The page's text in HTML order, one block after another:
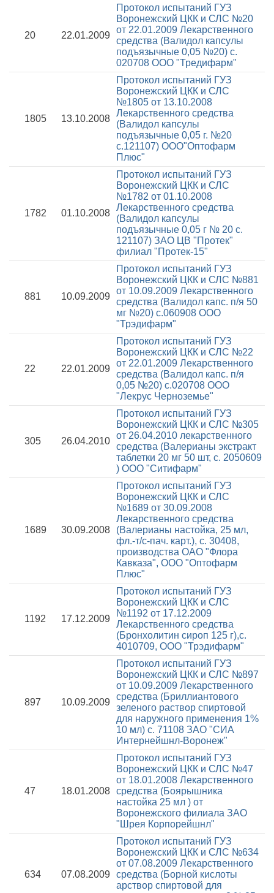
20 22.01.2009
Протокол испытаний ГУЗ
Воронежский ЦКК и СЛС №20
от 22.01.2009 Лекарственного
средства (Валидол капсулы
подъязычные 0,05 №20) с.
020708 ООО "Тредифарм"
1805 13.10.2008
Протокол испытаний ГУЗ
Воронежский ЦКК и СЛС
№1805 от 13.10.2008
Лекарственного средства
(Валидол капсулы
подъязычные 0,05 г. №20
с.121107) ООО"Оптофарм
Плюс"
1782 01.10.2008
Протокол испытаний ГУЗ
Воронежский ЦКК и СЛС
№1782 от 01.10.2008
Лекарственного средства
(Валидол капсулы
подъязычные 0,05 г № 20 с.
121107) ЗАО ЦВ "Протек"
филиал "Протек-15"
881 10.09.2009
Протокол испытаний ГУЗ
Воронежский ЦКК и СЛС №881
от 10.09.2009 Лекарственного
средства (Валидол капс. п/я 50
мг №20) с.060908 ООО
"Трэдифарм"
22 22.01.2009
Протокол испытаний ГУЗ
Воронежский ЦКК и СЛС №22
от 22.01.2009 Лекарственного
средства (Валидол капс. п/я
0,05 №20) с.020708 ООО
"Лекрус Черноземье"
305 26.04.2010
Протокол испытаний ГУЗ
Воронежский ЦКК и СЛС №305
от 26.04.2010 лекарственного
средства (Валерианы экстракт
таблетки 20 мг 50 шт, с. 2050609
) ООО "Ситифарм"
1689 30.09.2008
Протокол испытаний ГУЗ
Воронежский ЦКК и СЛС
№1689 от 30.09.2008
Лекарственного средства
(Валерианы настойка, 25 мл,
фл.-т/с-пач. карт.), с. 30408,
производства ОАО "Флора
Кавказа", ООО "Оптофарм
Плюс"
1192 17.12.2009
Протокол испытаний ГУЗ
Воронежский ЦКК и СЛС
№1192 от 17.12.2009
Лекарственного средства
(Бронхолитин сироп 125 г),с.
4010709, ООО "Трэдифарм"
897 10.09.2009
Протокол испытаний ГУЗ
Воронежский ЦКК и СЛС №897
от 10.09.2009 Лекарственного
средства (Бриллиантового
зеленого раствор спиртовой
для наружного применения 1%
10 мл) с. 71108 ЗАО "СИА
Интернейшнл-Воронеж"
47 18.01.2008
Протокол испытаний ГУЗ
Воронежский ЦКК и СЛС №47
от 18.01.2008 Лекарственного
средства (Боярышника
настойка 25 мл ) от
Воронежского филиала ЗАО
"Шрея Корпорейшнл"
634 07.08.2009
Протокол испытаний ГУЗ
Воронежский ЦКК и СЛС №634
от 07.08.2009 Лекарственного
средства (Борной кислоты
арствор спиртовой для